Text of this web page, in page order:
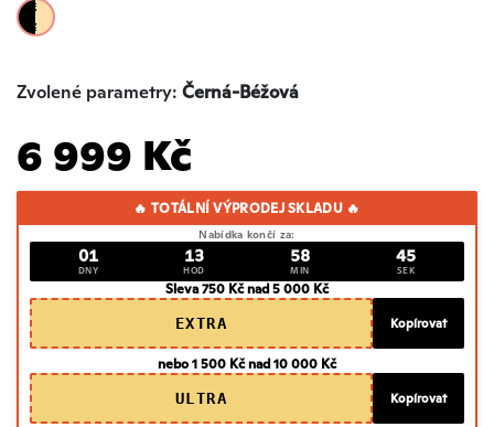
Zvolené parametry: Černá-Béžová
6 999 Kč
🔥 TOTÁLNÍ VÝPRODEJ SKLADU 🔥
Nabídka končí za:
01
DNY
13
HOD
58
MIN
44
SEK
Sleva 750 Kč nad 5 000 Kč
EXTRA
Kopírovat
nebo 1 500 Kč nad 10 000 Kč
ULTRA
Kopírovat